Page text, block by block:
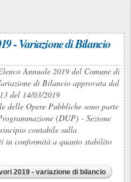
- Variazione di Bilancio
Annuale 2019 del Comune di
di Bilancio approvata dal
del 14/03/2019
delle Opere Pubbliche sono parte
(DUP) - Sezione
contabile sulla
in conformità a quanto stabilito
2019 - variazione di bilancio